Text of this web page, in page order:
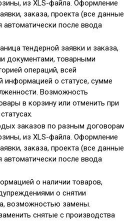
из XLS-файла. Оформление
заказа, проекта (все данные
автоматически после ввода
тендерной заявки и заказа,
документами, товарными
операций, всей
информацией о статусе, сумме
Возможность
в корзину или отменить при
заказов по разным
из XLS-файла. Оформление
заказа, проекта (все данные
автоматически после ввода
о наличии товаров,
о снятии
возможностью замены.
снятые с производства